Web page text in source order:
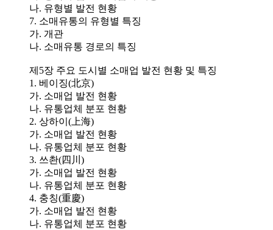
나. 유형별 발전 현황
7. 소매유통의 유형별 특징
가. 개관
나. 소매유통 경로의 특징
제5장 주요 도시별 소매업 발전 현황 및 특징
1. 베이징(北京)
가. 소매업 발전 현황
나. 유통업체 분포 현황
2. 상하이(上海)
가. 소매업 발전 현황
나. 유통업체 분포 현황
3. 쓰촨(四川)
가. 소매업 발전 현황
나. 유통업체 분포 현황
4. 충칭(重慶)
가. 소매업 발전 현황
나. 유통업체 분포 현황